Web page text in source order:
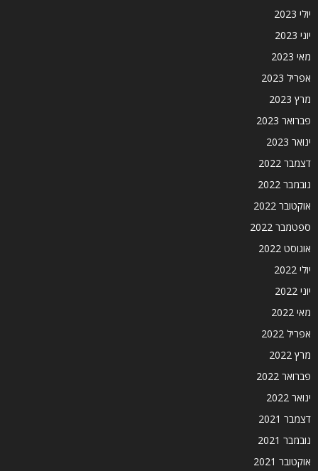
יולי 2023
יוני 2023
מאי 2023
אפריל 2023
מרץ 2023
פברואר 2023
ינואר 2023
דצמבר 2022
נובמבר 2022
אוקטובר 2022
ספטמבר 2022
אוגוסט 2022
יולי 2022
יוני 2022
מאי 2022
אפריל 2022
מרץ 2022
פברואר 2022
ינואר 2022
דצמבר 2021
נובמבר 2021
אוקטובר 2021